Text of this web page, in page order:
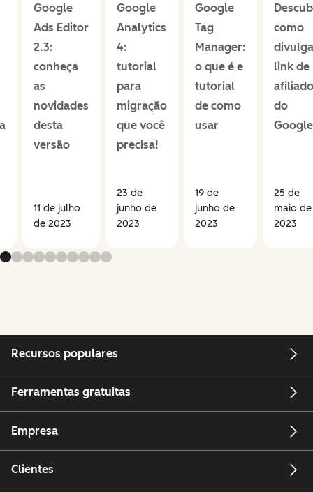
Google
Ads Editor
2.3:
conheça
as
novidades
desta
versão
11 de julho
de 2023
Google
Analytics
4:
tutorial
para
migração
que você
precisa!
23 de
junho de
2023
Google
Tag
Manager:
o que é e
tutorial
de como
usar
19 de
junho de
2023
como
link de
afiliado
do
Google
25 de
maio de
2023
Recursos populares
Ferramentas gratuitas
Empresa
Clientes